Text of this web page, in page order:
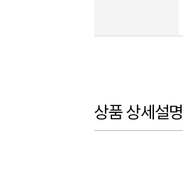
상품 상세설명